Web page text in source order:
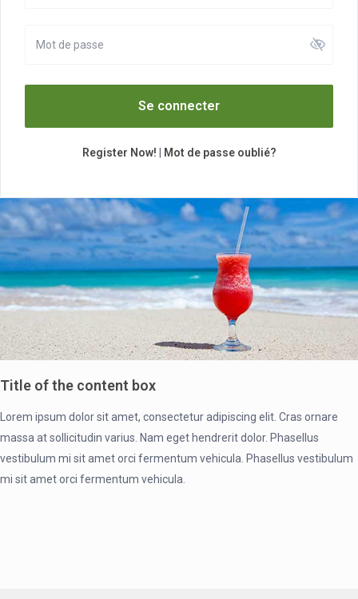
Se connecter
Register Now! Mot de passe oublié?
Title of the content box
Lorem ipsum dolor sit amet, consectetur adipiscing elit. Cras ornare
massa at sollicitudin varius. Nam eget hendrerit dolor. Phasellus
vestibulum mi sit amet orci fermentum vehicula. Phasellus vestibulum
mi sit amet orci fermentum vehicula.